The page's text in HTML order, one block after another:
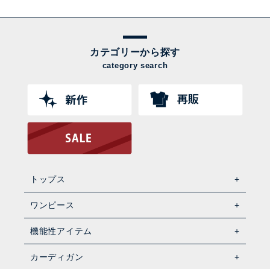
カテゴリーから探す
category search
トップス
ワンピース
機能性アイテム
カーディガン